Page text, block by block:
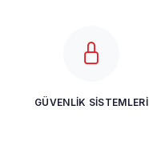
GÜVENLIK SISTEMLERI